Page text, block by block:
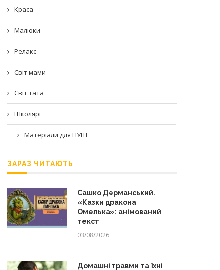
Краса
Малюки
Релакс
Світ мами
Світ тата
Школярі
Матеріали для НУШ
ЗАРАЗ ЧИТАЮТЬ
Сашко Дерманський.
«Казки дракона
Омелька»: анімований
текст
03/08/2026
Домашні травми та їхні